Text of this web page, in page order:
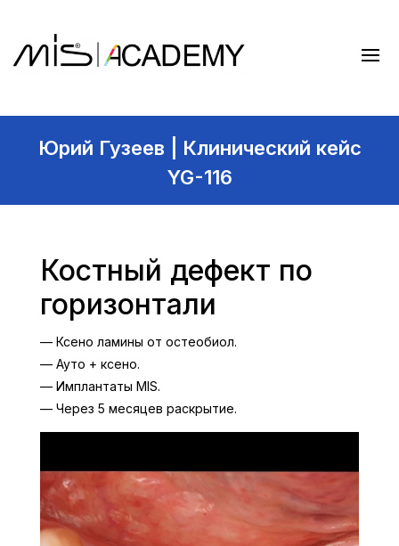
Юрий Гузеев | Клинический кейс
YG-116
Костный дефект по
горизонтали
— Ксено ламины от остеобиол.
— Ауто + ксено.
— Имплантаты MIS.
— Через 5 месяцев раскрытие.